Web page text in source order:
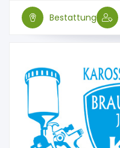
Bestattung